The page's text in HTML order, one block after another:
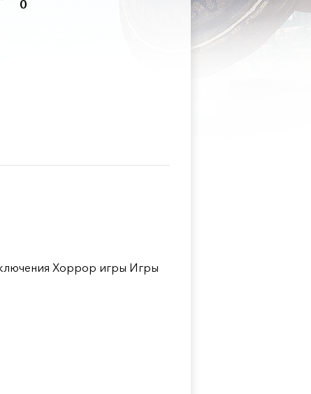
0
Хоррор игры Игры